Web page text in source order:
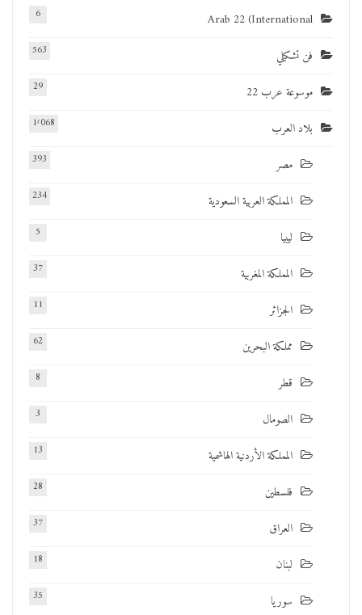
Arab 22 (International
6
فن تشكيلي 563
موسوعة عرب 22 29
بلاد العرب 1٬068
مصر 393
المملكة العربية السعودية 234
ليبيا 5
المملكة المغربية 37
الجزائر 11
مملكة البحرين 62
قطر 8
الصومال 3
المملكة الأردنية الهاشمية 13
فلسطين 28
العراق 37
لبنان 18
سوريا 35